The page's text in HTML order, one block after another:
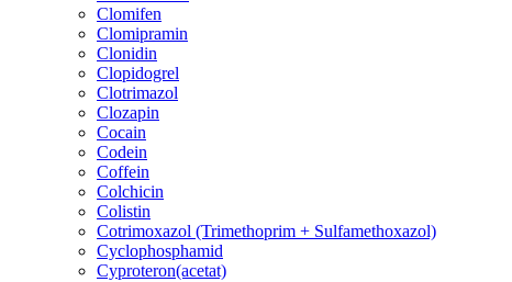
Clomifen
Clomipramin
Clonidin
Clopidogrel
Clotrimazol
Clozapin
Cocain
Codein
Coffein
Colchicin
Colistin
Cotrimoxazol (Trimethoprim + Sulfamethoxazol)
Cyclophosphamid
Cyproteron(acetat)